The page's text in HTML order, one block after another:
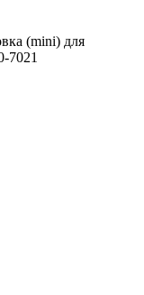
(mini) для
7021